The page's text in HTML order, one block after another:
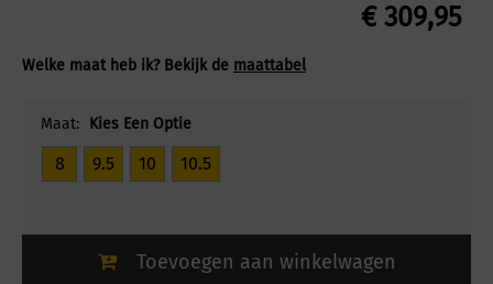
€309,95
Welke maat heb ik? Bekijk de maattabel
Maat: Kies Een Optie
8 9.5 10 10.5
Toevoegen aan winkelwagen